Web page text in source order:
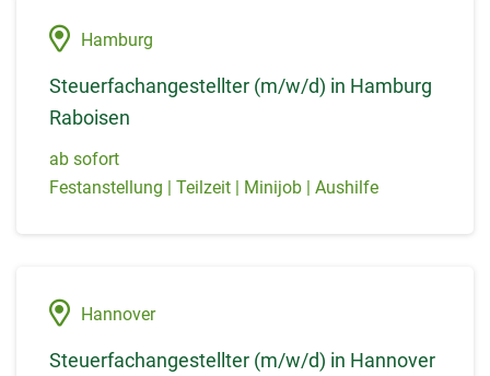
Hamburg
Steuerfachangestellter (m/w/d) in Hamburg
Raboisen
ab sofort
Festanstellung | Teilzeit | Minijob | Aushilfe
Hannover
Steuerfachangestellter (m/w/d) in Hannover